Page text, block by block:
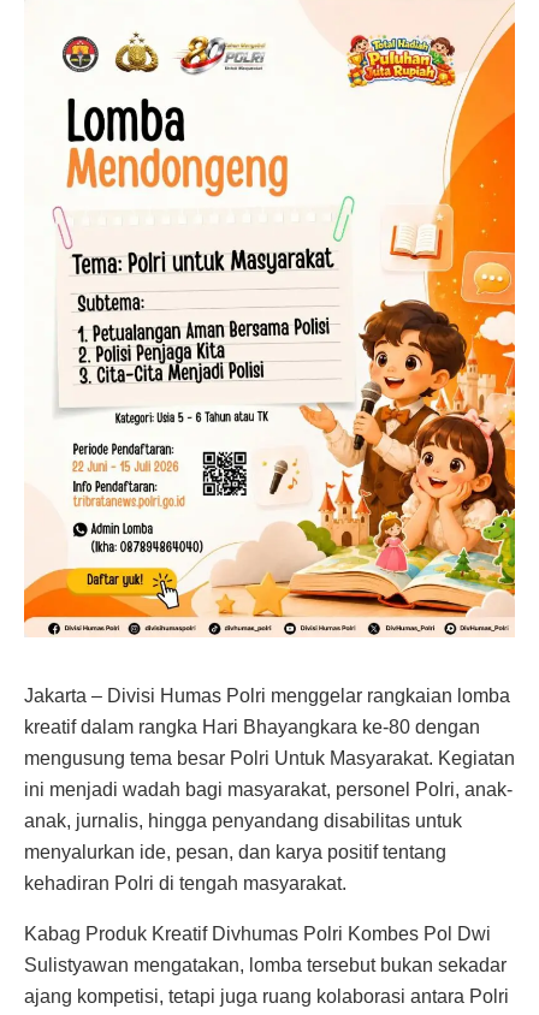
Jakarta – Divisi Humas Polri menggelar rangkaian lomba
kreatif dalam rangka Hari Bhayangkara ke-80 dengan
mengusung tema besar Polri Untuk Masyarakat. Kegiatan
ini menjadi wadah bagi masyarakat, personel Polri, anak-
anak, jurnalis, hingga penyandang disabilitas untuk
menyalurkan ide, pesan, dan karya positif tentang
kehadiran Polri di tengah masyarakat.
Kabag Produk Kreatif Divhumas Polri Kombes Pol Dwi
Sulistyawan mengatakan, lomba tersebut bukan sekadar
ajang kompetisi, tetapi juga ruang kolaborasi antara Polri